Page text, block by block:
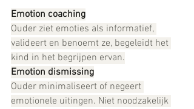
Emotion coaching
Ouder ziet emoties als informatief,
valideert en benoemt ze, begeleidt het
kind in het begrijpen ervan.
Emotion dismissing
Ouder minimaliseert of negeert
emotionele uitingen. Niet noodzakelijk